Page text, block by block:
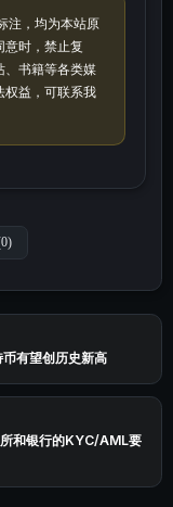
注，均为本站原
意时，禁止复
、书籍等各类媒
权益，可联系我
0)
有望创历史新高
和银行的KYC/AML要